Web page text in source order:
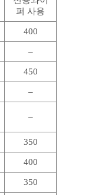
퍼 사용
400
–
450
–
–
350
400
350